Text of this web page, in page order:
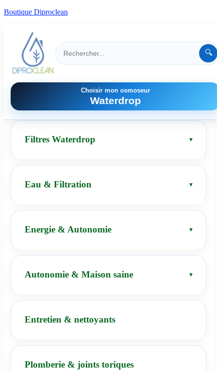
Boutique Diproclean
🔍
Choisir mon osmoseur
Waterdrop
Filtres Waterdrop
Eau & Filtration
Energie & Autonomie
Autonomie & Maison saine
Entretien & nettoyants
Plomberie & joints toriques